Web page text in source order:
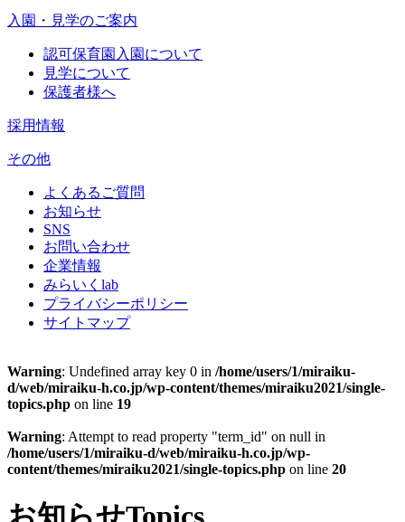
入園・見学のご案内
認可保育園入園について
見学について
保護者様へ
採用情報
その他
よくあるご質問
お知らせ
SNS
お問い合わせ
企業情報
みらいくlab
プライバシーポリシー
サイトマップ
Warning: Undefined array key 0 in /home/users/1/miraiku-
d/web/miraiku-h.co.jp/wp-content/themes/miraiku2021/single-
topics.php on line 19
Warning: Attempt to read property "term_id" on null in
/home/users/1/miraiku-d/web/miraiku-h.co.jp/wp-
content/themes/miraiku2021/single-topics.php on line 20